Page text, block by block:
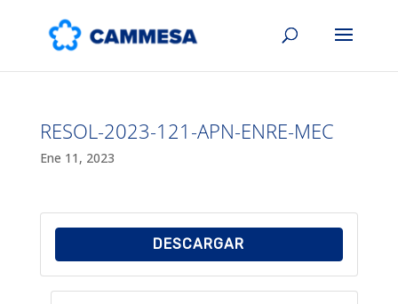
RESOL-2023-121-APN-ENRE-MEC
Ene 11, 2023
DESCARGAR